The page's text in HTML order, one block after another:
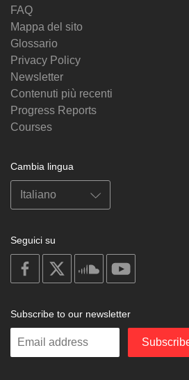
FAQ
Mappa del sito
Glossario
Privacy Policy
Newsletter
Contenuti più recenti
Progress Reports
Courses
Cambia lingua
Seguici su
on
facebook
soundcloud
Subscribe to our newsletter
Enter